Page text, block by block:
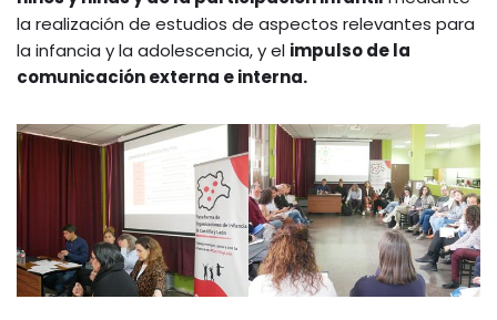
la realización de estudios de aspectos relevantes para
la infancia y la adolescencia, y el impulso de la
comunicación externa e interna.